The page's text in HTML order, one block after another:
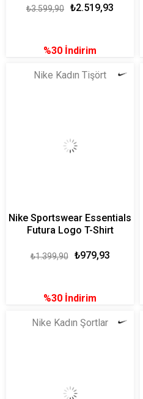
₺2.519,93
₺3.599,90
%30 İndirim
Nike Kadın Tişört
Nike Sportswear Essentials
Futura Logo T-Shirt
₺979,93
₺1.399,90
%30 İndirim
Nike Kadın Şortlar